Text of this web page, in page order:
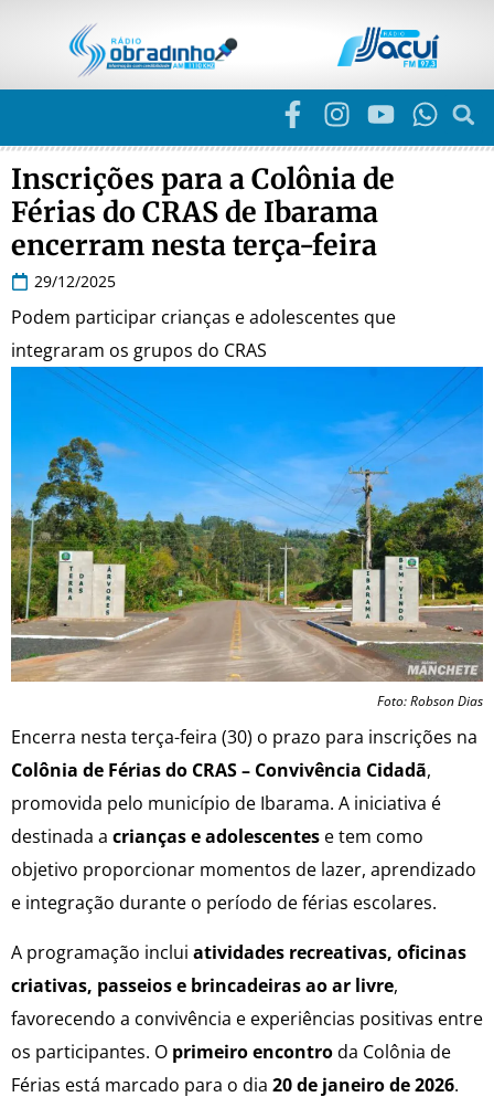
Inscrições para a Colônia de
Férias do CRAS de Ibarama
encerram nesta terça-feira
29/12/2025
Podem participar crianças e adolescentes que
integraram os grupos do CRAS
Foto: Robson Dias
Encerra nesta terça-feira (30) o prazo para inscrições na
Colônia de Férias do CRAS – Convivência Cidadã,
promovida pelo município de Ibarama. A iniciativa é
destinada a crianças e adolescentes e tem como
objetivo proporcionar momentos de lazer, aprendizado
e integração durante o período de férias escolares.
A programação inclui atividades recreativas, oficinas
criativas, passeios e brincadeiras ao ar livre,
favorecendo a convivência e experiências positivas entre
os participantes. O primeiro encontroda Colônia de
Férias está marcado para o dia 20 de janeiro de 2026.